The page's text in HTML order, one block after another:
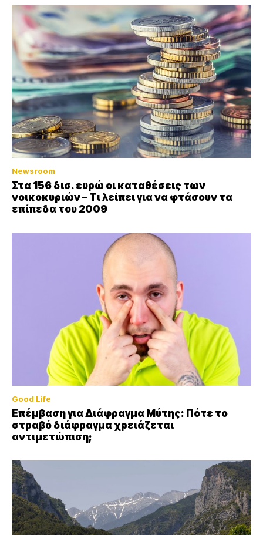
Newsroom
Στα 156 δισ. ευρώ οι καταθέσεις των
νοικοκυριών – Τι λείπει για να φτάσουν τα
επίπεδα του 2009
Good Life
Επέμβαση για Διάφραγμα Μύτης: Πότε το
στραβό διάφραγμα χρειάζεται
αντιμετώπιση;